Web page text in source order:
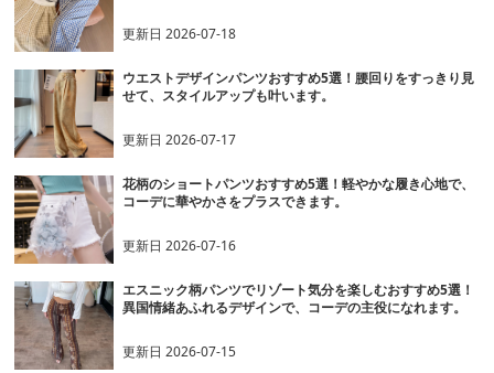
更新日2026-07-18
ウエストデザインパンツおすすめ5選！腰回りをすっきり見
せて、スタイルアップも叶います。
更新日2026-07-17
花柄のショートパンツおすすめ5選！軽やかな履き心地で、
コーデに華やかさをプラスできます。
更新日2026-07-16
エスニック柄パンツでリゾート気分を楽しむおすすめ5選！
異国情緒あふれるデザインで、コーデの主役になれます。
更新日2026-07-15